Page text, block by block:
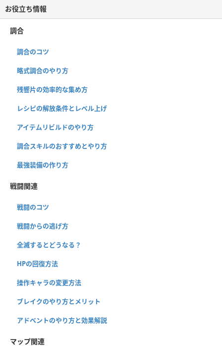
お役立ち情報
調合
調合のコツ
略式調合のやり方
残響片の効率的な集め方
レシピの解放条件とレベル上げ
アイテムリビルドのやり方
調合スキルのおすすめとやり方
最強装備の作り方
戦闘関連
戦闘のコツ
戦闘からの逃げ方
全滅するとどうなる？
HPの回復方法
操作キャラの変更方法
ブレイクのやり方とメリット
アドベントのやり方と効果解説
マップ関連